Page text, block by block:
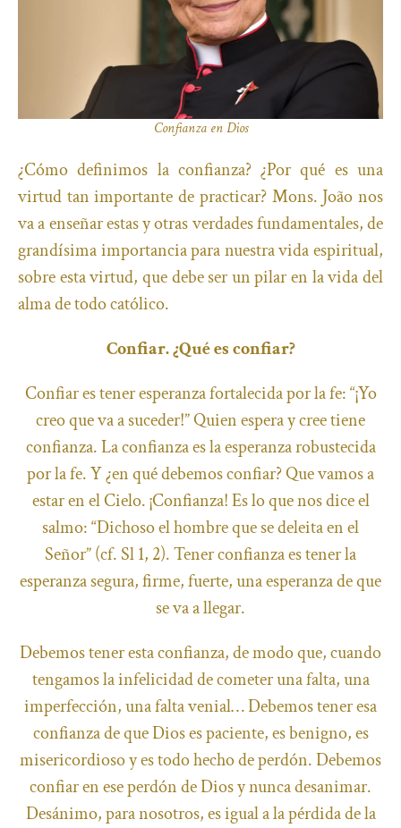
Confianza en Dios
¿Cómo definimos la confianza? ¿Por qué es una
virtud tan importante de practicar? Mons. João nos
va a enseñar estas y otras verdades fundamentales, de
grandísima importancia para nuestra vida espiritual,
sobre esta virtud, que debe ser un pilar en la vida del
alma de todo católico.
Confiar. ¿Qué es confiar?
Confiar es tener esperanza fortalecida por la fe: “¡Yo
creo que va a suceder!” Quien espera y cree tiene
confianza. La confianza es la esperanza robustecida
por la fe. Y ¿en qué debemos confiar? Que vamos a
estar en el Cielo. ¡Confianza! Es lo que nos dice el
salmo: “Dichoso el hombre que se deleita en el
Señor” (cf. Sl 1, 2). Tener confianza es tener la
esperanza segura, firme, fuerte, una esperanza de que
se va a llegar.
Debemos tener esta confianza, de modo que, cuando
tengamos la infelicidad de cometer una falta, una
imperfección, una falta venial… Debemos tener esa
confianza de que Dios es paciente, es benigno, es
misericordioso y es todo hecho de perdón. Debemos
confiar en ese perdón de Dios y nunca desanimar.
Desánimo, para nosotros, es igual a la pérdida de la